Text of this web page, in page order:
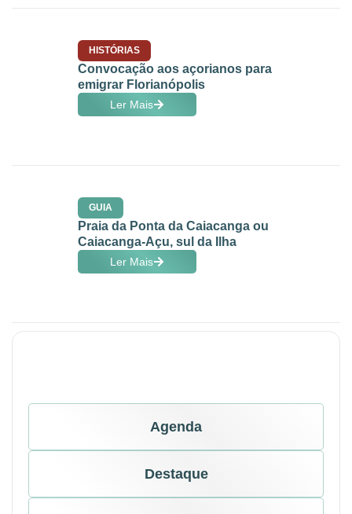
HISTÓRIAS
Convocação aos açorianos para
emigrar Florianópolis
Ler Mais
GUIA
Praia da Ponta da Caiacanga ou
Caiacanga-Açu, sul da Ilha
Ler Mais
Agenda
Destaque